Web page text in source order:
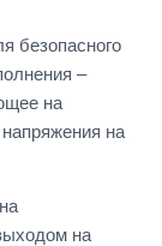
безопасного
–
на
на
на